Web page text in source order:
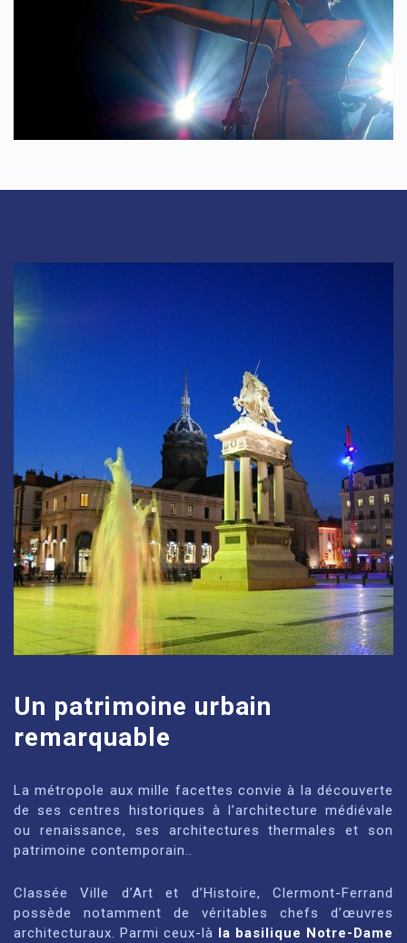
Un patrimoine urbain
remarquable
La métropole aux mille facettes convie à la découverte
de ses centres historiques à l’architecture médiévale
ou renaissance, ses architectures thermales et son
patrimoine contemporain..
Classée Ville d’Art et d’Histoire, Clermont-Ferrand
possède notamment de véritables chefs d’œuvres
architecturaux. Parmi ceux-là la basilique Notre-Dame